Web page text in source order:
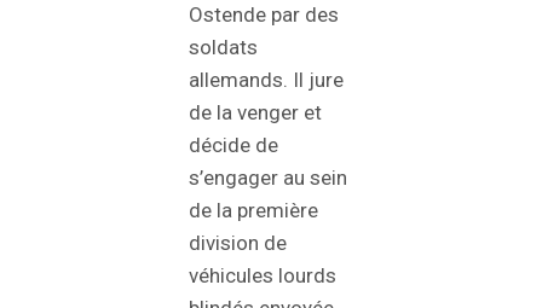
Ostende par des
soldats
allemands. Il jure
de la venger et
décide de
s’engager au sein
de la première
division de
véhicules lourds